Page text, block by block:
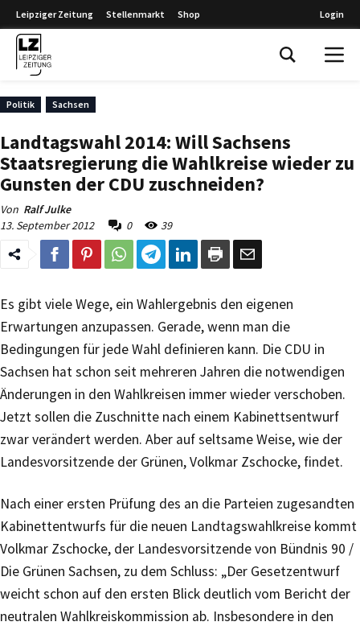
Leipziger Zeitung Stellenmarkt Shop Login
Politik Sachsen
Landtagswahl 2014: Will Sachsens
Staatsregierung die Wahlkreise wieder zu
Gunsten der CDU zuschneiden?
Von Ralf Julke
13. September 2012
0 39
Es gibt viele Wege, ein Wahlergebnis den eigenen
Erwartungen anzupassen. Gerade, wenn man die
Bedingungen für jede Wahl definieren kann. Die CDU in
Sachsen hat schon seit mehreren Jahren die notwendigen
Änderungen in den Wahlkreisen immer wieder verschoben.
Jetzt sollen die Zuschnitte nach einem Kabinettsentwurf
zwar verändert werden. Aber auf seltsame Weise, wie der
Landesvorsitzende der Grünen, Volkmar Zschocke, findet.
Nach einer ersten Prüfung des an die Parteien zugesandten
Kabinettentwurfs für die neuen Landtagswahlkreise kommt
Volkmar Zschocke, der Landesvorsitzende von Bündnis 90 /
Die Grünen Sachsen, zu dem Schluss: „Der Gesetzentwurf
weicht schon auf den ersten Blick deutlich vom Bericht der
neutralen Wahlkreiskommission ab. Insbesondere in den